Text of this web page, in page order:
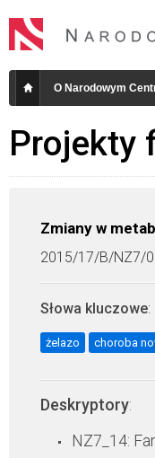
O Narodowym
Projekty
Zmiany w
2015/17/B/NZ7/
Słowa kluczowe:
żelazo choroba
Deskryptory:
NZ7_14: